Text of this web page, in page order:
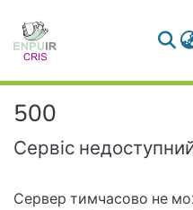
500
Сервіс
Сервер тимчасово не